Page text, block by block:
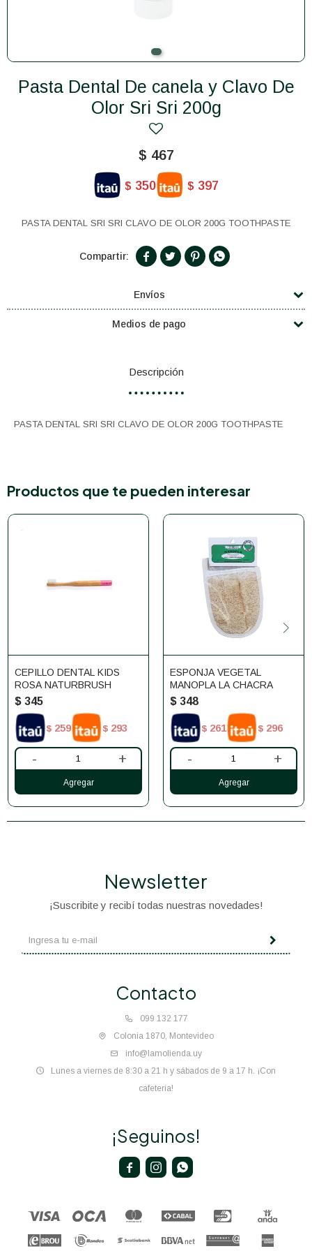
Pasta Dental De canela y Clavo De
Olor Sri Sri 200g
$ 467
$ 350 $ 397
PASTA DENTAL SRI SRI CLAVO DE OLOR 200G TOOTHPASTE
   
Envíos
Medios de pago
Descripción
PASTA DENTAL SRI SRI CLAVO DE OLOR 200G TOOTHPASTE
Productos que te pueden interesar
CEPILLO DENTAL KIDS
ROSA NATURBRUSH
$ 345
$ 259 $ 293
- +
ESPONJA VEGETAL
MANOPLA LA CHACRA
$ 348
$ 261 $ 296
- +
Contacto
099 132 177
Colonia 1870, Montevideo
info@lamolienda.uy
Lunes a viernes de 8:30 a 21 h y sábados de 9 a 17 h. ¡Con
cafetería!
Newsletter
¡Suscribite y recibí todas nuestras novedades!
¡Seguinos!
  